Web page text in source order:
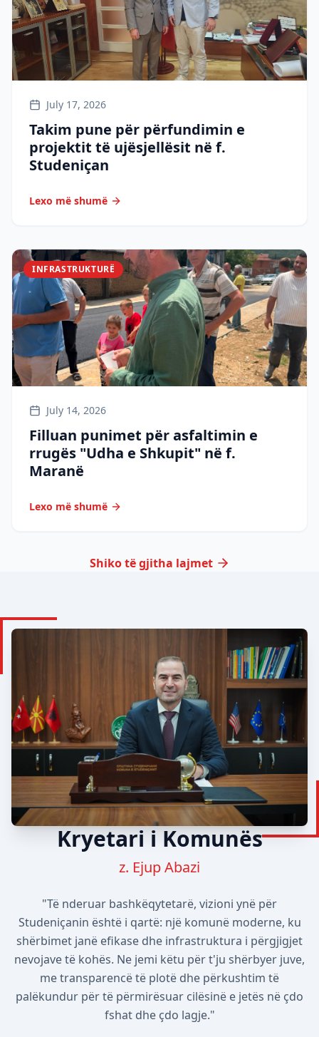
July 17, 2026
Takim pune për përfundimin e
projektit të ujësjellësit në f.
Studeniçan
Lexo më shumë
INFRASTRUKTURË
July 14, 2026
Filluan punimet për asfaltimin e
rrugës "Udha e Shkupit" në f.
Maranë
Lexo më shumë
Shiko të gjitha lajmet
Kryetari i Komunës
z. Ejup Abazi
"Të nderuar bashkëqytetarë, vizioni ynë për
Studeniçanin është i qartë: një komunë moderne, ku
shërbimet janë efikase dhe infrastruktura i përgjigjet
nevojave të kohës. Ne jemi këtu për t'ju shërbyer juve,
me transparencë të plotë dhe përkushtim të
palëkundur për të përmirësuar cilësinë e jetës në çdo
fshat dhe çdo lagje."